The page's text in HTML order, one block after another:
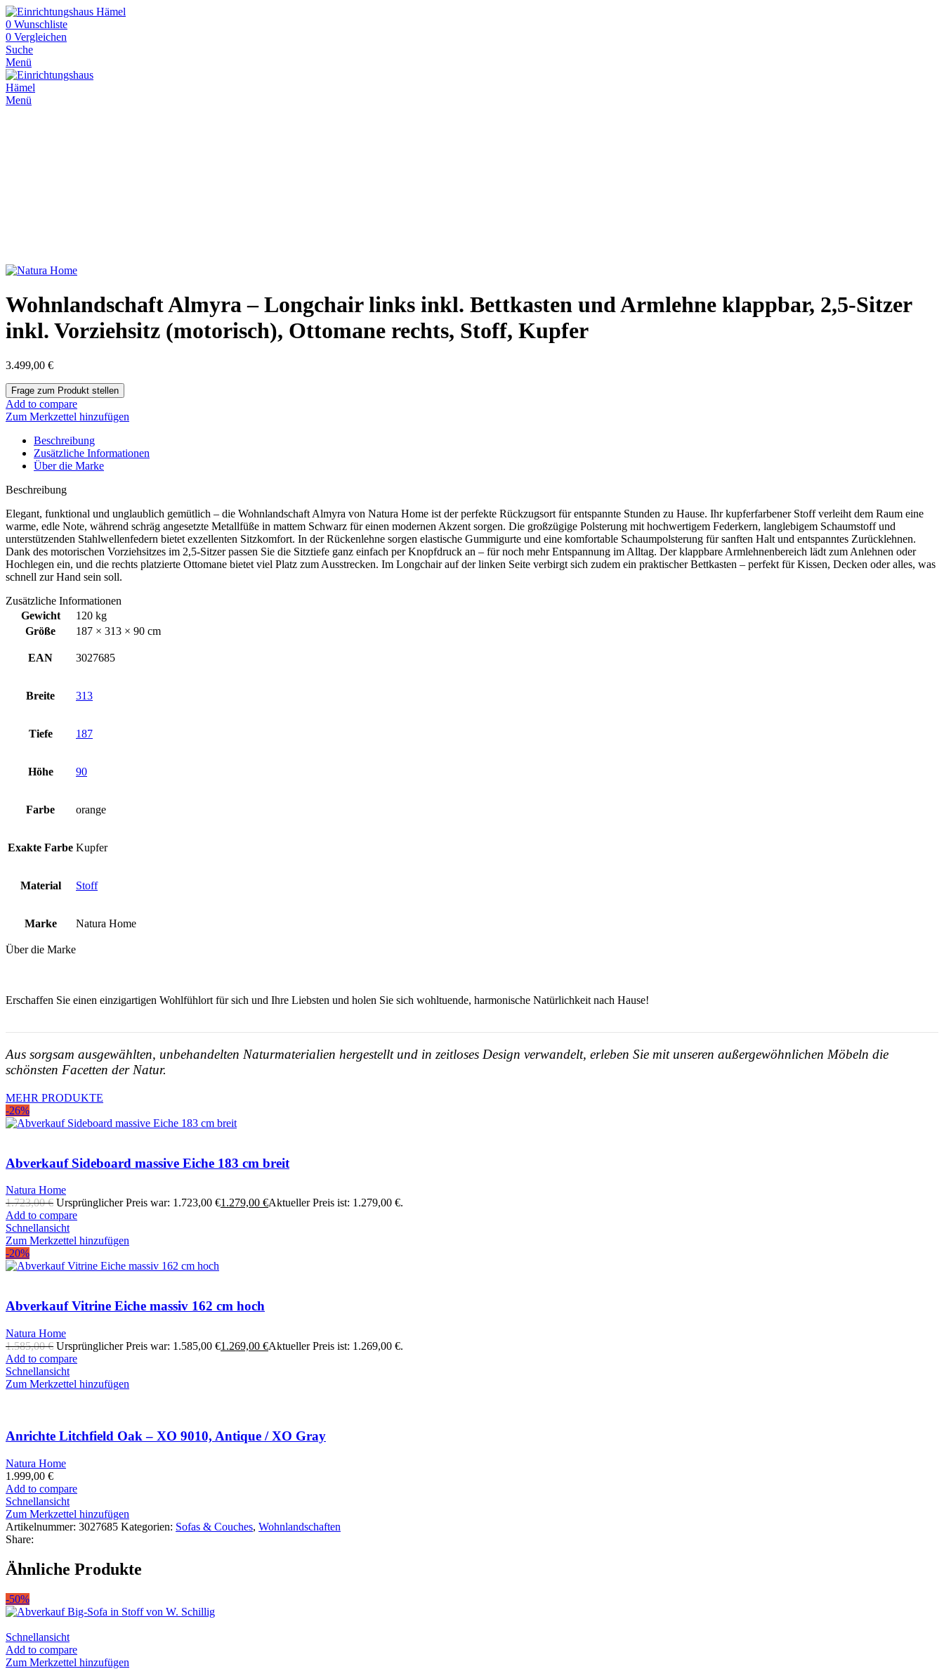
0 Wunschliste
0 Vergleichen
Suche
Menü
Menü
Wohnlandschaft Almyra – Longchair links inkl. Bettkasten und Armlehne klappbar, 2,5-Sitzer
inkl. Vorziehsitz (motorisch), Ottomane rechts, Stoff, Kupfer
3.499,00 €
Add to compare
Zum Merkzettel hinzufügen
Beschreibung
Zusätzliche Informationen
Über die Marke
Beschreibung
Elegant, funktional und unglaublich gemütlich – die Wohnlandschaft Almyra von Natura Home ist der perfekte Rückzugsort für entspannte Stunden zu Hause. Ihr kupferfarbener Stoff verleiht dem Raum eine
warme, edle Note, während schräg angesetzte Metallfüße in mattem Schwarz für einen modernen Akzent sorgen. Die großzügige Polsterung mit hochwertigem Federkern, langlebigem Schaumstoff und
unterstützenden Stahlwellenfedern bietet exzellenten Sitzkomfort. In der Rückenlehne sorgen elastische Gummigurte und eine komfortable Schaumpolsterung für sanften Halt und entspanntes Zurücklehnen.
Dank des motorischen Vorziehsitzes im 2,5-Sitzer passen Sie die Sitztiefe ganz einfach per Knopfdruck an – für noch mehr Entspannung im Alltag. Der klappbare Armlehnenbereich lädt zum Anlehnen oder
Hochlegen ein, und die rechts platzierte Ottomane bietet viel Platz zum Ausstrecken. Im Longchair auf der linken Seite verbirgt sich zudem ein praktischer Bettkasten – perfekt für Kissen, Decken oder alles, was
schnell zur Hand sein soll.
Zusätzliche Informationen
Gewicht
120 kg
Größe
187 × 313 × 90 cm
EAN 3027685
Breite 313
Tiefe 187
Höhe 90
Farbe orange
Exakte Farbe Kupfer
Material Stoff
Marke Natura Home
Über die Marke
Erschaffen Sie einen einzigartigen Wohlfühlort für sich und Ihre Liebsten und holen Sie sich wohltuende, harmonische Natürlichkeit nach Hause!
Aus sorgsam ausgewählten, unbehandelten Naturmaterialien hergestellt und in zeitloses Design verwandelt, erleben Sie mit unseren außergewöhnlichen Möbeln die
schönsten Facetten der Natur.
MEHR PRODUKTE
-26%
Abverkauf Sideboard massive Eiche 183 cm breit
Natura Home
1.723,00€ Ursprünglicher Preis war: 1.723,00 €1.279,00 €Aktueller Preis ist: 1.279,00 €.
Add to compare
Schnellansicht
Zum Merkzettel hinzufügen
-20%
Abverkauf Vitrine Eiche massiv 162 cm hoch
Natura Home
1.585,00€ Ursprünglicher Preis war: 1.585,00 €1.269,00 €Aktueller Preis ist: 1.269,00 €.
Add to compare
Schnellansicht
Zum Merkzettel hinzufügen
Anrichte Litchfield Oak – XO 9010, Antique / XO Gray
Natura Home
1.999,00 €
Add to compare
Schnellansicht
Zum Merkzettel hinzufügen
Artikelnummer: 3027685 Kategorien: Sofas & Couches, Wohnlandschaften
Share:
Ähnliche Produkte
-50%
Schnellansicht
Add to compare
Zum Merkzettel hinzufügen